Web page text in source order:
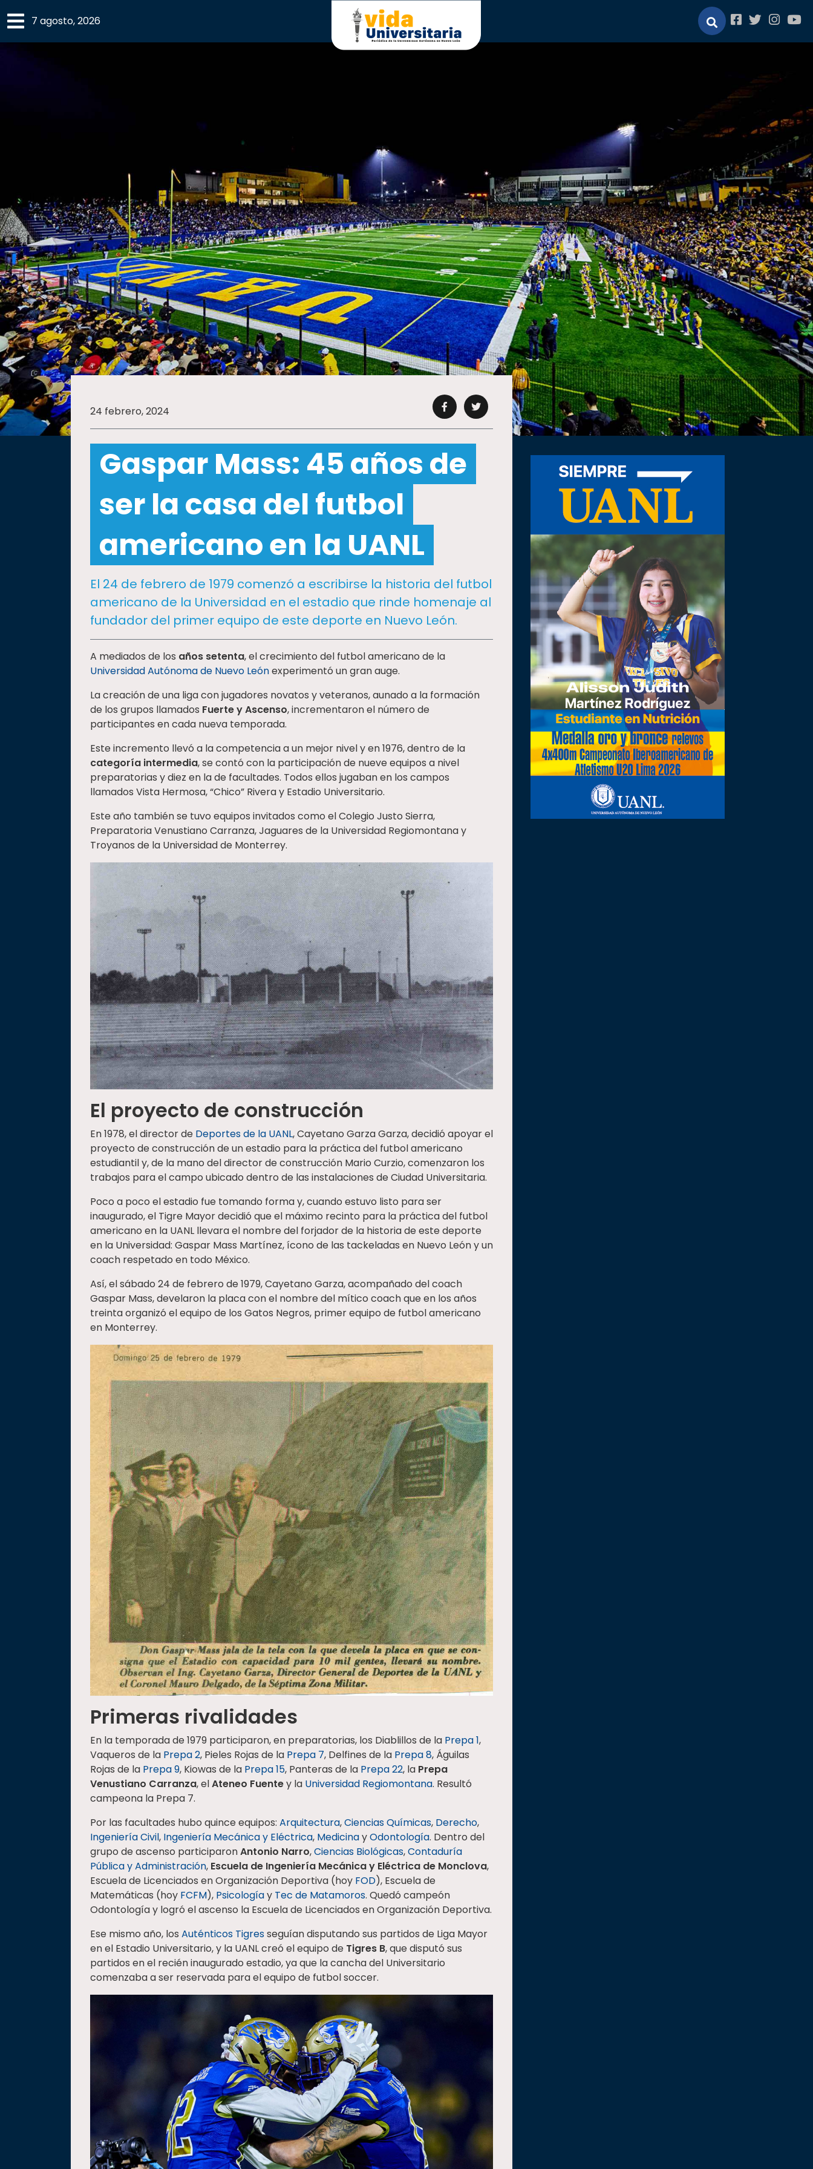
×
DEPORTES
I+D+IEXPERTOS
SALUD
SUSTENTABILIDAD
TEMAS
Oferta
educativa
Internacionalización
7 agosto, 2026
24 febrero, 2024
Gaspar Mass: 45 años de
ser la casa del futbol
americano en la UANL
El 24 de febrero de 1979 comenzó a escribirse la historia del futbol
americano de la Universidad en el estadio que rinde homenaje al
fundador del primer equipo de este deporte en Nuevo León.
A mediados de los años setenta, el crecimiento del futbol americano de la
Universidad Autónoma de Nuevo Leónexperimentó un gran auge.
La creación de una liga con jugadores novatos y veteranos, aunado a la formación
de los grupos llamados Fuerte y Ascenso, incrementaron el número de
participantes en cada nueva temporada.
Este incremento llevó a la competencia a un mejor nivel y en 1976, dentro de la
categoría intermedia, se contó con la participación de nueve equipos a nivel
preparatorias y diez en la de facultades. Todos ellos jugaban en los campos
llamados Vista Hermosa, “Chico” Rivera y Estadio Universitario.
Este año también se tuvo equipos invitados como el Colegio Justo Sierra,
Preparatoria Venustiano Carranza, Jaguares de la Universidad Regiomontana y
Troyanos de la Universidad de Monterrey.
El proyecto de construcción
En 1978, el director de Deportes de la UANL, Cayetano Garza Garza, decidió apoyar el
proyecto de construcción de un estadio para la práctica del futbol americano
estudiantil y, de la mano del director de construcción Mario Curzio, comenzaron los
trabajos para el campo ubicado dentro de las instalaciones de Ciudad Universitaria.
Poco a poco el estadio fue tomando forma y, cuando estuvo listo para ser
inaugurado, el Tigre Mayor decidió que el máximo recinto para la práctica del futbol
americano en la UANL llevara el nombre del forjador de la historia de este deporte
en la Universidad: Gaspar Mass Martínez, ícono de las tackeladas en Nuevo León y un
coach respetado en todo México.
Así, el sábado 24 de febrero de 1979, Cayetano Garza, acompañado del coach
Gaspar Mass, develaron la placa con el nombre del mítico coach que en los años
treinta organizó el equipo de los Gatos Negros, primer equipo de futbol americano
en Monterrey.
Primeras rivalidades
En la temporada de 1979 participaron, en preparatorias, los Diablillos de la Prepa 1,
Vaqueros de la Prepa 2, Pieles Rojas de la Prepa 7, Delfines de la Prepa 8, Águilas
Rojas de la Prepa 9, Kiowas de la Prepa 15, Panteras de la Prepa 22, la Prepa
Venustiano Carranza, elAteneo Fuentey la Universidad Regiomontana. Resultó
campeona la Prepa 7.
Por las facultades hubo quince equipos: Arquitectura,Ciencias Químicas, Derecho,
Ingeniería Civil, Ingeniería Mecánica y Eléctrica, MedicinayOdontología. Dentro del
grupo de ascenso participaronAntonio Narro,Ciencias Biológicas,Contaduría
Pública y Administración, Escuela de Ingeniería Mecánica y Eléctrica de Monclova,
Escuela de Licenciados en Organización Deportiva (hoy FOD), Escuela de
Matemáticas (hoy FCFM), Psicologíay Tec de Matamoros. Quedó campeón
Odontología y logró el ascenso la Escuela de Licenciados en Organización Deportiva.
Ese mismo año, los Auténticos Tigresseguían disputando sus partidos de Liga Mayor
en el Estadio Universitario, y la UANL creó el equipo de Tigres B, que disputó sus
partidos en el recién inaugurado estadio, ya que la cancha del Universitario
comenzaba a ser reservada para el equipo de futbol soccer.